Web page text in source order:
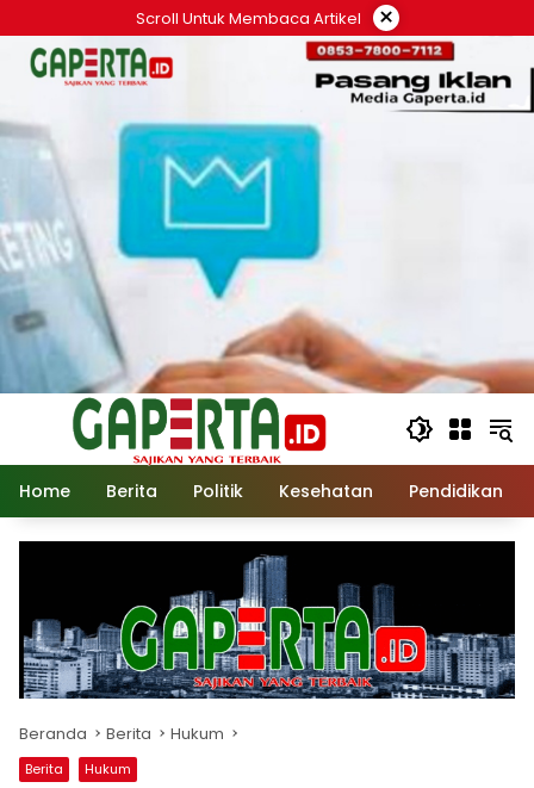
ke
konten
Scroll Untuk Membaca Artikel ×
Home Berita Politik Kesehatan Pendidikan
Beranda Berita Hukum
Berita Hukum